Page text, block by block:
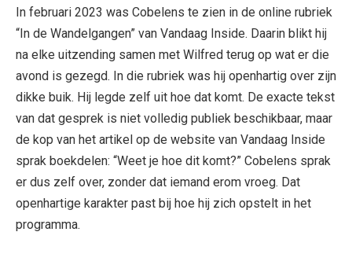
In februari 2023 was Cobelens te zien in de online rubriek
“In de Wandelgangen” van Vandaag Inside. Daarin blikt hij
na elke uitzending samen met Wilfred terug op wat er die
avond is gezegd. In die rubriek was hij openhartig over zijn
dikke buik. Hij legde zelf uit hoe dat komt. De exacte tekst
van dat gesprek is niet volledig publiek beschikbaar, maar
de kop van het artikel op de website van Vandaag Inside
sprak boekdelen: “Weet je hoe dit komt?” Cobelens sprak
er dus zelf over, zonder dat iemand erom vroeg. Dat
openhartige karakter past bij hoe hij zich opstelt in het
programma.